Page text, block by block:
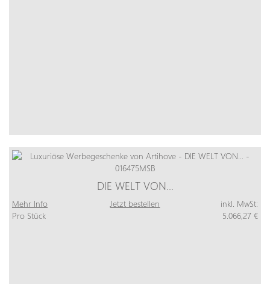
DIE WELT VON...
Mehr Info Jetzt bestellen
inkl. MwSt:
Pro Stück
5.066,27 €